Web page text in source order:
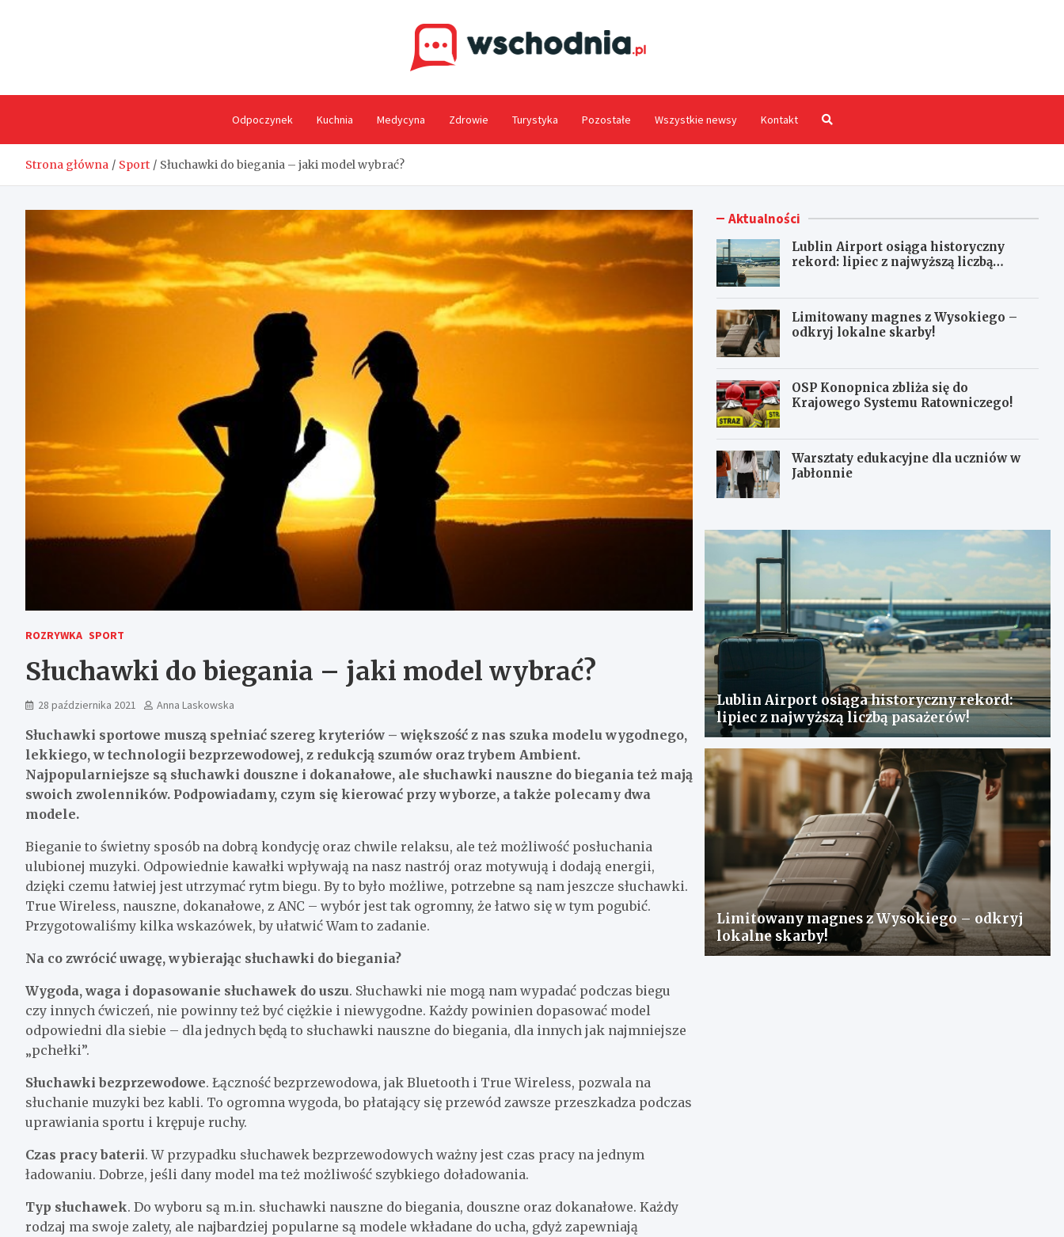
Odpoczynek Kuchnia Medycyna Zdrowie Turystyka Pozostałe Wszystkie newsy Kontakt
Strona główna Sport Słuchawki do biegania – jaki model wybrać?
ROZRYWKA SPORT
Słuchawki do biegania – jaki model wybrać?
28 października 2021 Anna Laskowska
Słuchawki sportowe muszą spełniać szereg kryteriów – większość z nas szuka modelu wygodnego,
lekkiego, w technologii bezprzewodowej, z redukcją szumów oraz trybem Ambient.
Najpopularniejsze są słuchawki douszne i dokanałowe, ale słuchawki nauszne do biegania też mają
swoich zwolenników. Podpowiadamy, czym się kierować przy wyborze, a także polecamy dwa
modele.
Bieganie to świetny sposób na dobrą kondycję oraz chwile relaksu, ale też możliwość posłuchania
ulubionej muzyki. Odpowiednie kawałki wpływają na nasz nastrój oraz motywują i dodają energii,
dzięki czemu łatwiej jest utrzymać rytm biegu. By to było możliwe, potrzebne są nam jeszcze słuchawki.
True Wireless, nauszne, dokanałowe, z ANC – wybór jest tak ogromny, że łatwo się w tym pogubić.
Przygotowaliśmy kilka wskazówek, by ułatwić Wam to zadanie.
Na co zwrócić uwagę, wybierając słuchawki do biegania?
Wygoda, waga i dopasowanie słuchawek do uszu. Słuchawki nie mogą nam wypadać podczas biegu
czy innych ćwiczeń, nie powinny też być ciężkie i niewygodne. Każdy powinien dopasować model
odpowiedni dla siebie – dla jednych będą to słuchawki nauszne do biegania, dla innych jak najmniejsze
„pchełki”.
Słuchawki bezprzewodowe. Łączność bezprzewodowa, jak Bluetooth i True Wireless, pozwala na
słuchanie muzyki bez kabli. To ogromna wygoda, bo płatający się przewód zawsze przeszkadza podczas
uprawiania sportu i krępuje ruchy.
Czas pracy baterii. W przypadku słuchawek bezprzewodowych ważny jest czas pracy na jednym
ładowaniu. Dobrze, jeśli dany model ma też możliwość szybkiego doładowania.
Typ słuchawek. Do wyboru są m.in. słuchawki nauszne do biegania, douszne oraz dokanałowe. Każdy
rodzaj ma swoje zalety, ale najbardziej popularne są modele wkładane do ucha, gdyż zapewniają
Aktualności
Lublin Airport osiąga historyczny
rekord: lipiec z najwyższą liczbą
Limitowany magnes z Wysokiego –
odkryj lokalne skarby!
OSP Konopnica zbliża się do
Krajowego Systemu Ratowniczego!
Warsztaty edukacyjne dla uczniów w
Jabłonnie
Lublin Airport osiąga historyczny rekord:
lipiec z najwyższą liczbą pasażerów!
Limitowany magnes z Wysokiego – odkryj
lokalne skarby!